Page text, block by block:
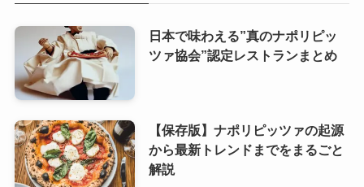
日本で味わえる”真のナポリピッ
ツァ協会”認定レストランまとめ
【保存版】ナポリピッツァの起源
から最新トレンドまでをまるごと
解説